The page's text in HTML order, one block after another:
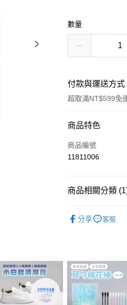
數量
付款與運送方式
超取滿NT$599免
付款方式
信用卡一次付款
街口支付
運送方式
商品特色
商品編號
11811006
商品相關分類
分享
客服